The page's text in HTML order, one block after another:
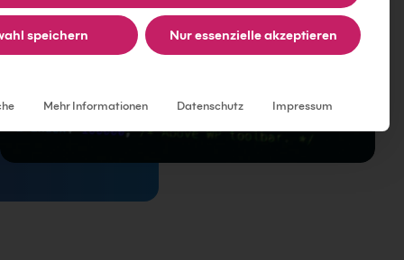
speichern Nur essenzielle akzeptieren
Mehr Informationen Datenschutz Impressum